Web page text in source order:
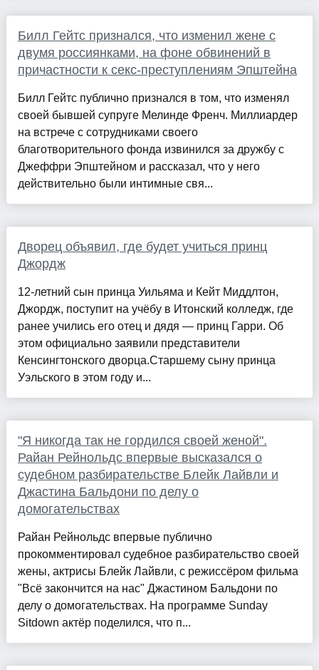
Билл Гейтс признался, что изменил жене с
двумя россиянками, на фоне обвинений в
причастности к секс-преступлениям Эпштейна
Билл Гейтс публично признался в том, что изменял
своей бывшей супруге Мелинде Френч. Миллиардер
на встрече с сотрудниками своего
благотворительного фонда извинился за дружбу с
Джеффри Эпштейном и рассказал, что у него
действительно были интимные свя...
Дворец объявил, где будет учиться принц
Джордж
12-летний сын принца Уильяма и Кейт Миддлтон,
Джордж, поступит на учёбу в Итонский колледж, где
ранее учились его отец и дядя — принц Гарри. Об
этом официально заявили представители
Кенсингтонского дворца.Старшему сыну принца
Уэльского в этом году и...
"Я никогда так не гордился своей женой".
Райан Рейнольдс впервые высказался о
судебном разбирательстве Блейк Лайвли и
Джастина Бальдони по делу о
домогательствах
Райан Рейнольдс впервые публично
прокомментировал судебное разбирательство своей
жены, актрисы Блейк Лайвли, с режиссёром фильма
"Всё закончится на нас" Джастином Бальдони по
делу о домогательствах. На программе Sunday
Sitdown актёр поделился, что п...